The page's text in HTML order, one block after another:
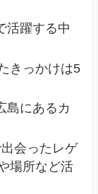
活躍する中
きっかけは5
島にあるカ
会ったレゲ
場所など活